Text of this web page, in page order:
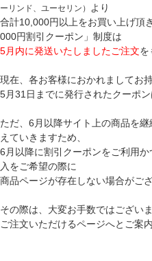
ーリンド、ユーセリン） より
合計10,000円以上をお買い上げ頂
000円割引クーポン」制度は
5月内に発送いたしましたご注文を
現在、各お客様におかれましてお
5月31日までに発行されたクーポ
ただ、6月以降サイト上の商品を
えていきますため、
6月以降に割引クーポンをご利用
入をご希望の際に
商品ページが存在しない場合がござ
その際は、大変お手数ではござい
ご注文いただけるページへとご案